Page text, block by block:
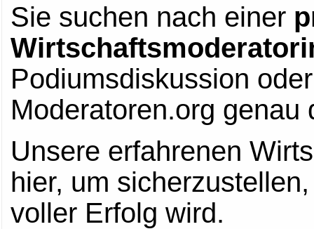
Sie suchen nach einer
Podiumsdiskussion
Moderatoren.org
Unsere erfahrenen
hier, um
voller Erfolg wird.